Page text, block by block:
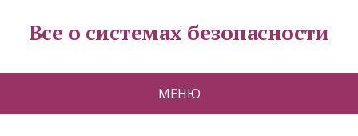
Все о системах безопасности
МЕНЮ